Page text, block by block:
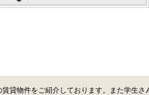
貸物件をご紹介しております。また学生